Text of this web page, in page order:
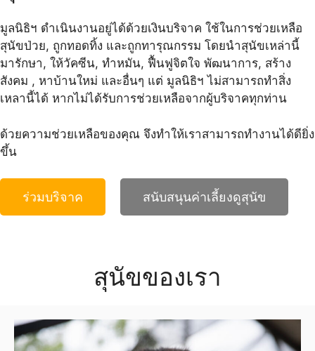
มูลนิธิฯ ดำเนินงานอยู่ได้ด้วยเงินบริจาค ใช้ในการช่วยเหลือ
สุนัขป่วย, ถูกทอดทิ้ง และถูกทารุณกรรม โดยนําสุนัขเหล่านี้
มารักษา, ให้วัคซีน, ทำหมัน, ฟื้นฟูจิตใจ พัฒนาการ, สร้าง
สังคม , หาบ้านใหม่ และอื่นๆ แต่ มูลนิธิฯ ไม่สามารถทำสิ่ง
เหลานี้ได้ หากไม่ได้รับการช่วยเหลือจากผู้บริจาคทุกท่าน
ด้วยความช่วยเหลือของคุณ จึงทำให้เราสามารถทำงานได้ดียิ่ง
ขึ้น
ร่วมบริจาค สนับสนุนค่าเลี้ยงดูสุนัข
สุนัขของเรา